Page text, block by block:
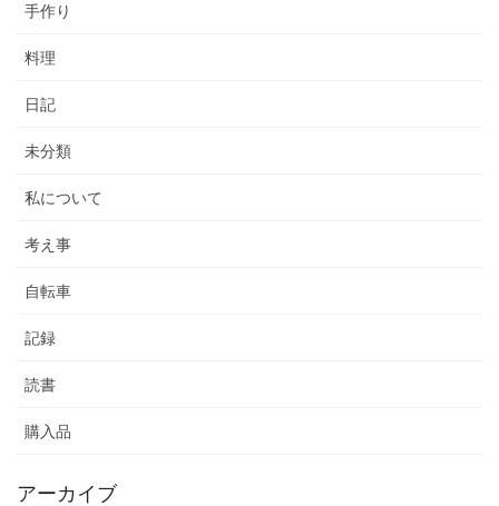
手作り
料理
日記
未分類
私について
考え事
自転車
記録
読書
購入品
アーカイブ